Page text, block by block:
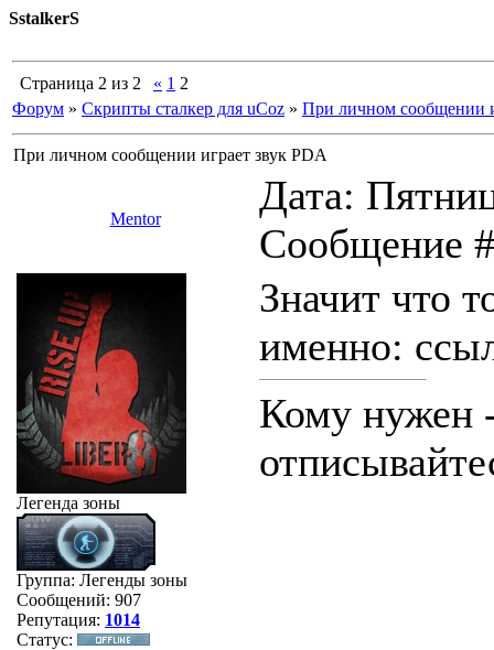
SstalkerS
Страница 2 из 2 « 1 2
Форум » Скрипты сталкер для uCoz » При личном сообщении
При личном сообщении играет звук PDA
Mentor
Дата:
Сообщение
Легенда зоны
Группа: Легенды зоны
Сообщений: 907
Репутация: 1014
Статус:
Значит что
именно:
Кому нужен